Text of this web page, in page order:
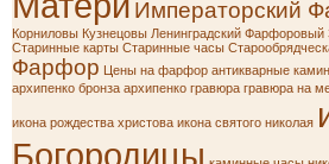
Императорский
Корниловы Кузнецовы Ленинградский Фарфоровый
Старинные карты Старинные часы
Фарфор Цены на фарфор антикварные
архипенко бронза архипенко гравюра гравюра на
икона рождества христова икона святого николая
Богородицы